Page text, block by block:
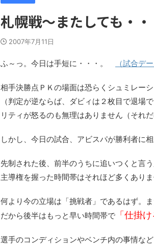
札幌戦～またしても・・
2007年7月11日
ふ～っ。今日は手短に・・・。 （試合デ
相手決勝点ＰＫの場面は恐らくシュミレーシ
（判定が逆ならば、ダビィは２枚目で退場で
リティが怒るのも無理はありません（それ
しかし、今日の試合、アビスパが勝利者に
先制された後、前半のうちに追いつくと言
主導権を握った時間帯はそれほど多くありま
何より今の立場は「挑戦者」であるはず。
だから後半はもっと早い時間帯で 「仕掛
選手のコンディションやベンチ内の事情な